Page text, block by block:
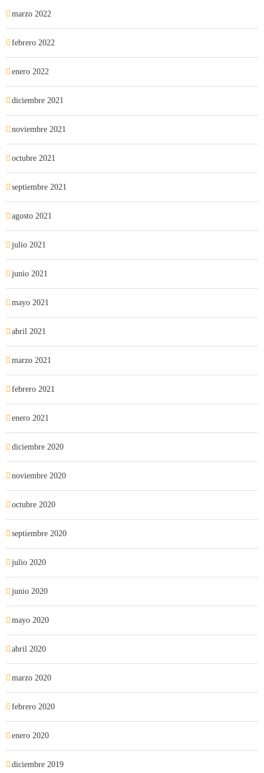
marzo 2022
febrero 2022
enero 2022
diciembre 2021
noviembre 2021
octubre 2021
septiembre 2021
agosto 2021
julio 2021
junio 2021
mayo 2021
abril 2021
marzo 2021
febrero 2021
enero 2021
diciembre 2020
noviembre 2020
octubre 2020
septiembre 2020
julio 2020
junio 2020
mayo 2020
abril 2020
marzo 2020
febrero 2020
enero 2020
diciembre 2019